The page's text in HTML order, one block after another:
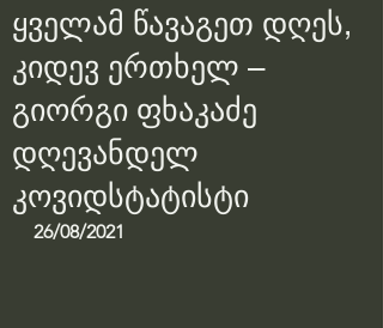
ყველამ წავაგეთ დღეს,
კიდევ ერთხელ –
გიორგი ფხაკაძე
დღევანდელ
კოვიდსტატისტი
26/08/2021